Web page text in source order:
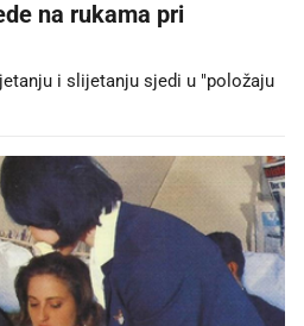
na rukama pri
i slijetanju sjedi u "položaju